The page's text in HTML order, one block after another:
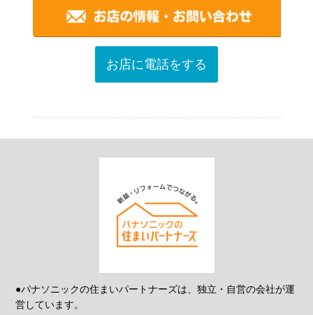
お店に電話をする
●パナソニックの住まいパートナーズは、独立・自営の会社が運
営しています。